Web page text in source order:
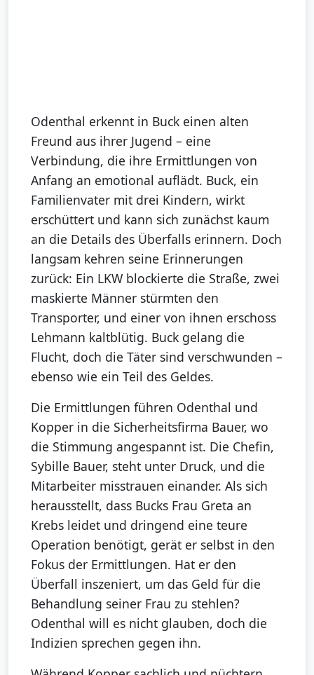
Odenthal erkennt in Buck einen alten
Freund aus ihrer Jugend – eine
Verbindung, die ihre Ermittlungen von
Anfang an emotional auflädt. Buck, ein
Familienvater mit drei Kindern, wirkt
erschüttert und kann sich zunächst kaum
an die Details des Überfalls erinnern. Doch
langsam kehren seine Erinnerungen
zurück: Ein LKW blockierte die Straße, zwei
maskierte Männer stürmten den
Transporter, und einer von ihnen erschoss
Lehmann kaltblütig. Buck gelang die
Flucht, doch die Täter sind verschwunden –
ebenso wie ein Teil des Geldes.
Die Ermittlungen führen Odenthal und
Kopper in die Sicherheitsfirma Bauer, wo
die Stimmung angespannt ist. Die Chefin,
Sybille Bauer, steht unter Druck, und die
Mitarbeiter misstrauen einander. Als sich
herausstellt, dass Bucks Frau Greta an
Krebs leidet und dringend eine teure
Operation benötigt, gerät er selbst in den
Fokus der Ermittlungen. Hat er den
Überfall inszeniert, um das Geld für die
Behandlung seiner Frau zu stehlen?
Odenthal will es nicht glauben, doch die
Indizien sprechen gegen ihn.